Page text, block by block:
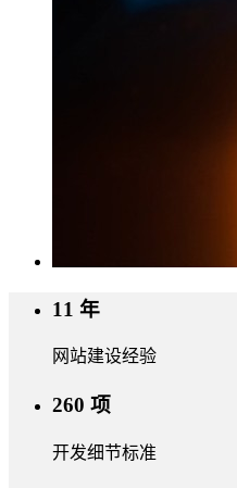
11 年
网站建设经验
260 项
开发细节标准